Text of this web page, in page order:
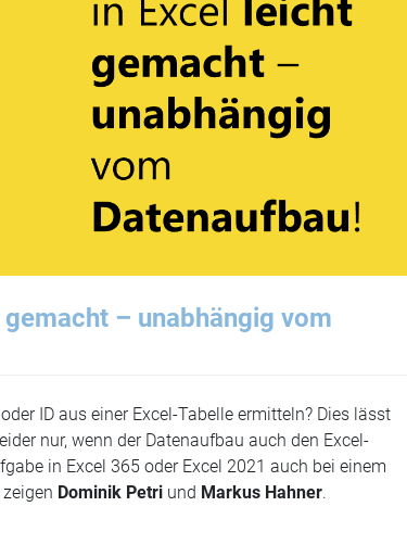
– unabhängig vom
ID aus einer Excel-Tabelle ermitteln? Dies lässt
nur, wenn der Datenaufbau auch den Excel-
in Excel 365 oder Excel 2021 auch bei einem
Dominik Petri und Markus Hahner.